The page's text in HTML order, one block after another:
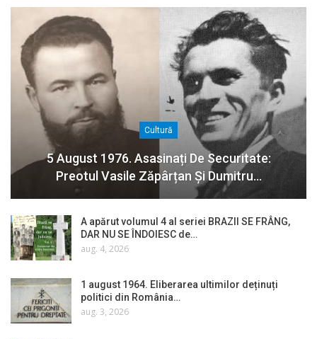
Cultură
5 August 1976. Asasinați De Securitate:
Preotul Vasile Zăpârțan Și Dumitru…
A apărut volumul 4 al seriei BRAZII SE FRÂNG,
DAR NU SE ÎNDOIESC de…
aug. 4, 2026
1 august 1964. Eliberarea ultimilor deținuți
politici din România…
aug. 3, 2026